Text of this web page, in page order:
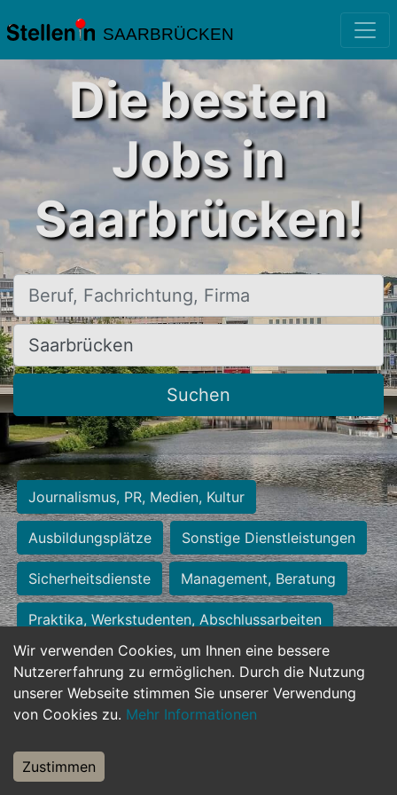
SAARBRÜCKEN
Wir verwenden Cookies, um Ihnen eine bessere
Nutzererfahrung zu ermöglichen. Durch die Nutzung
unserer Webseite stimmen Sie unserer Verwendung
von Cookies zu. Mehr Informationen
Zustimmen
Die besten
Jobs in
Saarbrücken!
Beruf, Fachrichtung, Firma
Ort, Stadt
Suchen
Journalismus, PR, Medien, Kultur
Ausbildungsplätze Sonstige Dienstleistungen
Sicherheitsdienste Management, Beratung
Praktika, Werkstudenten, Abschlussarbeiten
Personalwesen Assistenz, Sekretariat
Hilfskräfte, Aushilfs- und Nebenjobs
Weiterbildung, Studium, duale Ausbildung